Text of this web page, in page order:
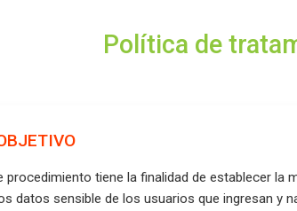
Política de
procedimiento tiene la finalidad de establecer la
datos sensible de los usuarios que ingresan y